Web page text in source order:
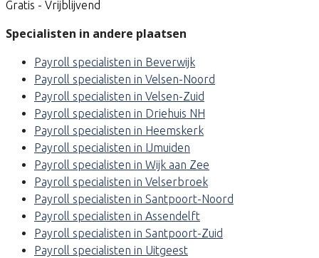
Gratis - Vrijblijvend
Specialisten in andere plaatsen
Payroll specialisten in Beverwijk
Payroll specialisten in Velsen-Noord
Payroll specialisten in Velsen-Zuid
Payroll specialisten in Driehuis NH
Payroll specialisten in Heemskerk
Payroll specialisten in IJmuiden
Payroll specialisten in Wijk aan Zee
Payroll specialisten in Velserbroek
Payroll specialisten in Santpoort-Noord
Payroll specialisten in Assendelft
Payroll specialisten in Santpoort-Zuid
Payroll specialisten in Uitgeest